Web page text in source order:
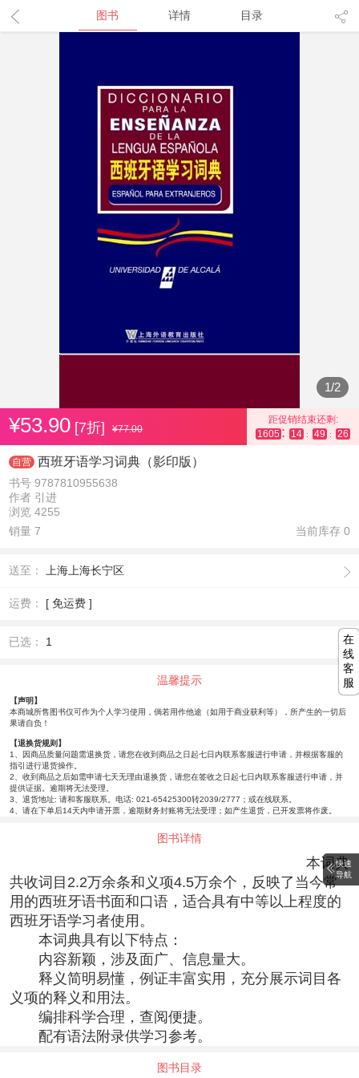
图书 详情 目录
1/2
¥53.90 [7折] ¥77.00
距促销结束还剩:
1605 : 14 : 49 : 26
自营 西班牙语学习词典（影印版）
书号 9787810955638
作者 引进
浏览 4255
销量 7
当前库存 0
送至： 上海上海长宁区
运费： [ 免运费 ]
已选： 1
温馨提示
【声明】
本商城所售图书仅可作为个人学习使用，倘若用作他途（如用于商业获利等），所产生的一切后
果请自负！
【退换货规则】
1、因商品质量问题需退换货，请您在收到商品之日起七日内联系客服进行申请，并根据客服的
指引进行退货操作。
2、收到商品之后如需申请七天无理由退换货，请您在签收之日起七日内联系客服进行申请，并
提供证据。逾期将无法受理。
3、退货地址: 请和客服联系。电话: 021-65425300转2039/2777；或在线联系。
4、请在下单后14天内申请开票，逾期财务封账将无法受理；如产生退货，已开发票将作废。
图书详情
本词典
共收词目2.2万余条和义项4.5万余个，反映了当今常
用的西班牙语书面和口语，适合具有中等以上程度的
西班牙语学习者使用。
本词典具有以下特点：
内容新颖，涉及面广、信息量大。
释义简明易懂，例证丰富实用，充分展示词目各
义项的释义和用法。
编排科学合理，查阅便捷。
配有语法附录供学习参考。
图书目录
快速
导航
在
线
客
服